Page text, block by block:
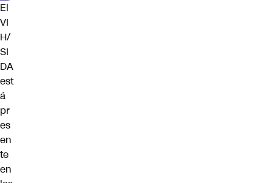
El
VI
H/
SI
DA
est
á
pr
es
en
te
en